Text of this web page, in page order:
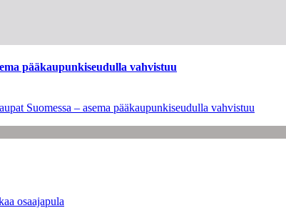
pääkaupunkiseudulla vahvistuu
Suomessa – asema pääkaupunkiseudulla vahvistuu
osaajapula